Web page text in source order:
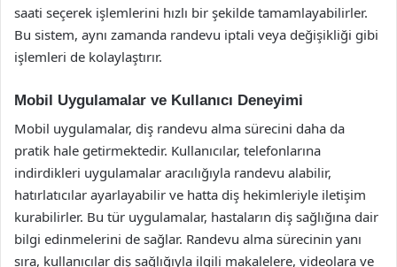
saati seçerek işlemlerini hızlı bir şekilde tamamlayabilirler.
Bu sistem, aynı zamanda randevu iptali veya değişikliği gibi
işlemleri de kolaylaştırır.
Mobil Uygulamalar ve Kullanıcı Deneyimi
Mobil uygulamalar, diş randevu alma sürecini daha da
pratik hale getirmektedir. Kullanıcılar, telefonlarına
indirdikleri uygulamalar aracılığıyla randevu alabilir,
hatırlatıcılar ayarlayabilir ve hatta diş hekimleriyle iletişim
kurabilirler. Bu tür uygulamalar, hastaların diş sağlığına dair
bilgi edinmelerini de sağlar. Randevu alma sürecinin yanı
sıra, kullanıcılar diş sağlığıyla ilgili makalelere, videolara ve